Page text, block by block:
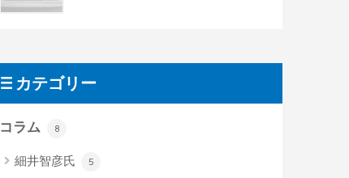
カテゴリー
コラム 8
細井智彦氏 5